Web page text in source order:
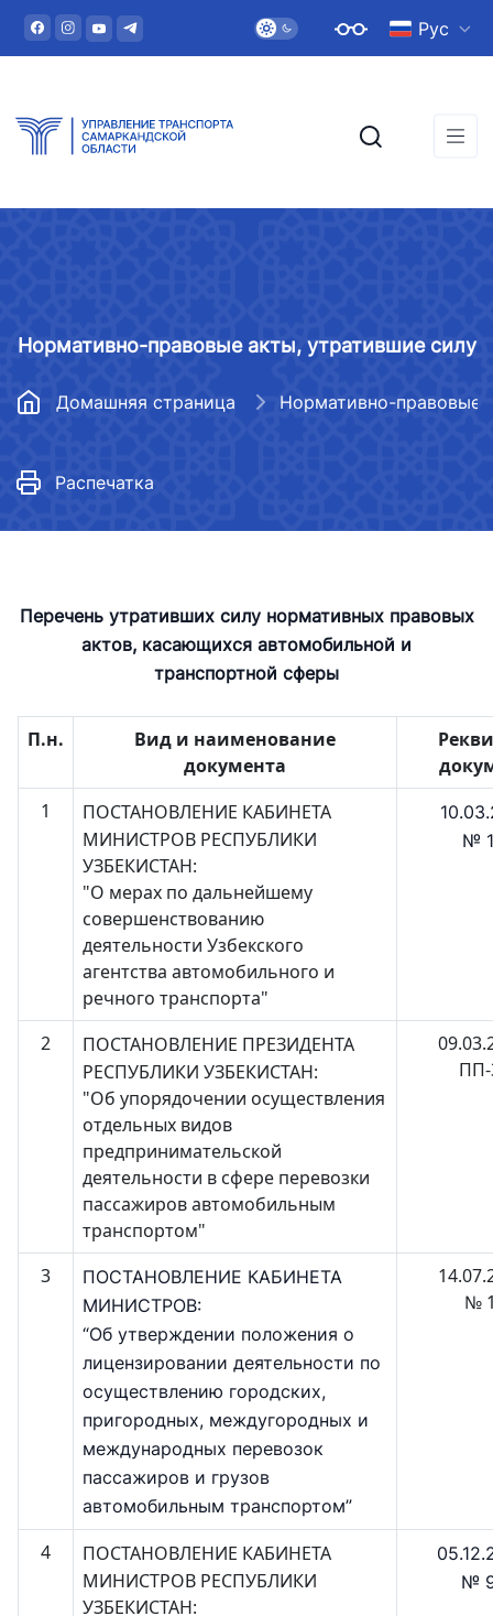
Рус
Нормативно-правовые акты, утратившие силу
Домашняя страница
Распечатка
Перечень утративших силу нормативных правовых
актов, касающихся автомобильной и
транспортной сферы
П.н.
Вид и наименование
документа
1
ПОСТАНОВЛЕНИЕ КАБИНЕТА
МИНИСТРОВ РЕСПУБЛИКИ
УЗБЕКИСТАН:
"О мерах по дальнейшему
совершенствованию
деятельности Узбекского
агентства автомобильного и
речного транспорта"
№
2
ПОСТАНОВЛЕНИЕ ПРЕЗИДЕНТА
РЕСПУБЛИКИ УЗБЕКИСТАН:
"Об упорядочении осуществления
отдельных видов
предпринимательской
деятельности в сфере перевозки
пассажиров автомобильным
транспортом"
ПП-
3
ПОСТАНОВЛЕНИЕ КАБИНЕТА
МИНИСТРОВ:
“Об утверждении положения о
лицензировании деятельности по
осуществлению городских,
пригородных, междугородных и
международных перевозок
пассажиров и грузов
автомобильным транспортом”
№
4
ПОСТАНОВЛЕНИЕ КАБИНЕТА
МИНИСТРОВ РЕСПУБЛИКИ
УЗБЕКИСТАН:
№